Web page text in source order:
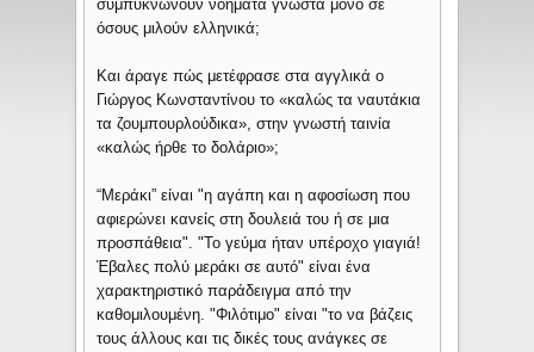
συμπυκνώνουν νοήματα γνωστά μόνο σε
όσους μιλούν ελληνικά;
Και άραγε πώς μετέφρασε στα αγγλικά ο
Γιώργος Κωνσταντίνου το «καλώς τα ναυτάκια
τα ζουμπουρλούδικα», στην γνωστή ταινία
«καλώς ήρθε το δολάριο»;
“Μεράκι” είναι "η αγάπη και η αφοσίωση που
αφιερώνει κανείς στη δουλειά του ή σε μια
προσπάθεια". "Το γεύμα ήταν υπέροχο γιαγιά!
Έβαλες πολύ μεράκι σε αυτό" είναι ένα
χαρακτηριστικό παράδειγμα από την
καθομιλουμένη. "Φιλότιμο" είναι "το να βάζεις
τους άλλους και τις δικές τους ανάγκες σε